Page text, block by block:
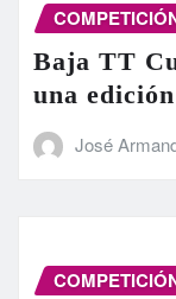
Baja TT
una
José